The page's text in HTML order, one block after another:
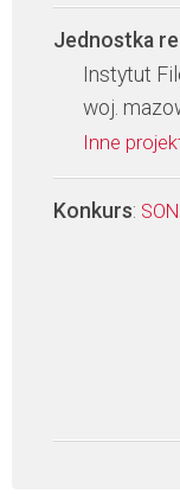
Jednostka
Instytut
woj.
Inne
Konkurs: